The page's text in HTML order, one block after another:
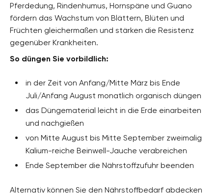
Pferdedung, Rindenhumus, Hornspäne und Guano
fördern das Wachstum von Blättern, Blüten und
Früchten gleichermaßen und stärken die Resistenz
gegenüber Krankheiten.
So düngen Sie vorbildlich:
in der Zeit von Anfang/Mitte März bis Ende
Juli/Anfang August monatlich organisch düngen
das Düngematerial leicht in die Erde einarbeiten
und nachgießen
von Mitte August bis Mitte September zweimalig
Kalium-reiche Beinwell-Jauche verabreichen
Ende September die Nährstoffzufuhr beenden
Alternativ können Sie den Nährstoffbedarf abdecken